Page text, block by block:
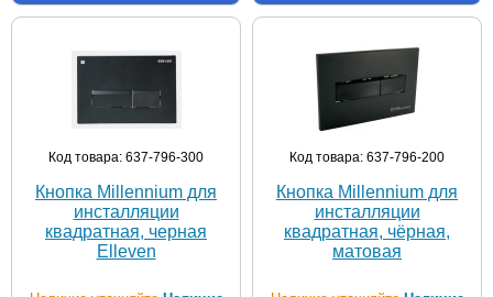
Код товара: 637-796-300
Кнопка Millennium для
инсталляции
квадратная, черная
Elleven
Код товара: 637-796-200
Кнопка Millennium для
инсталляции
квадратная, чёрная,
матовая